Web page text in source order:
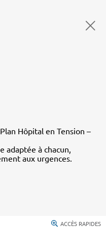
Hôpital en Tension –
adaptée à chacun,
aux urgences.
ACCÈS RAPIDES